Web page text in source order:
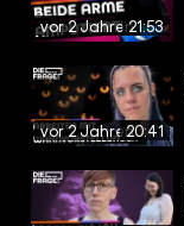
vor 2 Jahren21:53
vor 2 Jahren20:41